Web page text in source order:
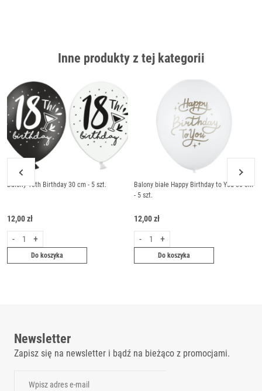
Inne produkty z tej kategorii
Balony 18th Birthday 30 cm - 5 szt.
12,00 zł
- +
Do koszyka
Balony białe Happy Birthday to You 30 cm
- 5 szt.
12,00 zł
- +
Do koszyka
Newsletter
Zapisz się na newsletter i bądź na bieżąco z promocjami.